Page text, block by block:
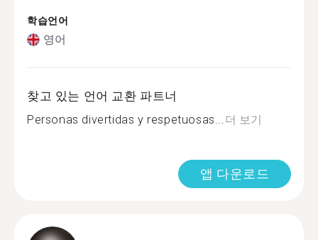
학습언어
영어
찾고 있는 언어 교환 파트너
Personas divertidas y respetuosas...더 보기
앱 다운로드